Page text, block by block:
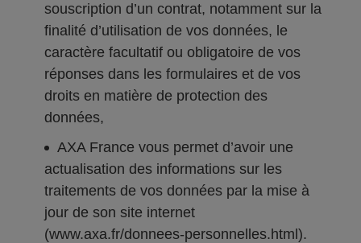
souscription d’un contrat, notamment sur la
finalité d’utilisation de vos données, le
caractère facultatif ou obligatoire de vos
réponses dans les formulaires et de vos
droits en matière de protection des
données,
AXA France vous permet d’avoir une
actualisation des informations sur les
traitements de vos données par la mise à
jour de son site internet
(www.axa.fr/donnees-personnelles.html).